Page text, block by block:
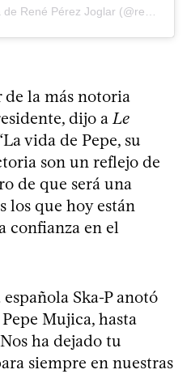
la más notoria
dijo aLe
vida de Pepe, su
son un reflejo de
de que será una
los que hoy están
confianza en el
Ska-P anotó
Mujica, hasta
ha dejado tu
siempre en nuestras